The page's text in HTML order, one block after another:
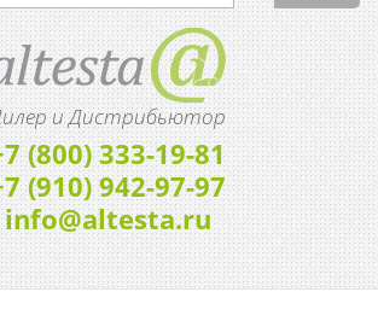
и Дистрибьютор
(800) 333-19-81
(910) 942-97-97
info@altesta.ru